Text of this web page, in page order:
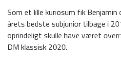
Som et lille kuriosum fik
årets bedste subjunior tilbage i
oprindeligt skulle have været
DM klassisk 2020.